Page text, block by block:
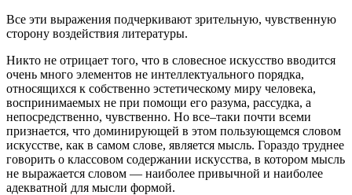
Все эти выражения подчеркивают зрительную, чувственную
сторону воздействия литературы.
Никто не отрицает того, что в словесное искусство вводится
очень много элементов не интеллектуального порядка,
относящихся к собственно эстетическому миру человека,
воспринимаемых не при помощи его разума, рассудка, а
непосредственно, чувственно. Но все–таки почти всеми
признается, что доминирующей в этом пользующемся словом
искусстве, как в самом слове, является мысль. Гораздо труднее
говорить о классовом содержании искусства, в котором мысль
не выражается словом — наиболее привычной и наиболее
адекватной для мысли формой.